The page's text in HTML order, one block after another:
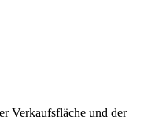
Verkaufsfläche und der